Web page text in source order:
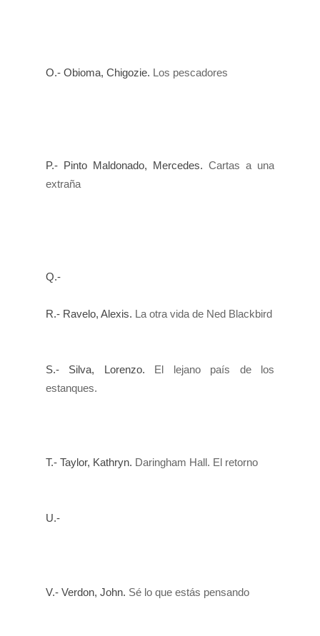
O.- Obioma, Chigozie. Los pescadores
P.- Pinto Maldonado, Mercedes. Cartas a una
extraña
Q.-
R.- Ravelo, Alexis. La otra vida de Ned Blackbird
S.- Silva, Lorenzo. El lejano país de los
estanques.
T.- Taylor, Kathryn. Daringham Hall. El retorno
U.-
V.- Verdon, John. Sé lo que estás pensando